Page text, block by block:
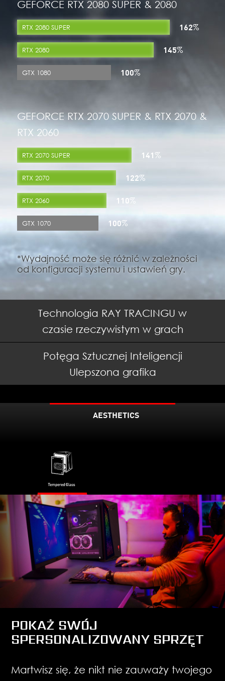
GEFORCE RTX 2080 SUPER & 2080
RTX 2080 SUPER 162%
RTX 2080 145%
GTX 1080 100%
GEFORCE RTX 2070 SUPER & RTX 2070 &
RTX 2060
RTX 2070 SUPER 141%
RTX 2070 122%
RTX 2060 110%
GTX 1070 100%
*Wydajność może się różnić w zależności
od konfiguracji systemu i ustawień gry.
Technologia RAY TRACINGU w
czasie rzeczywistym w grach
Potęga Sztucznej Inteligencji
Ulepszona grafika
AESTHETICS
POKAŻ SWÓJ
SPERSONALIZOWANY SPRZĘT
Martwisz się, że nikt nie zauważy twojego